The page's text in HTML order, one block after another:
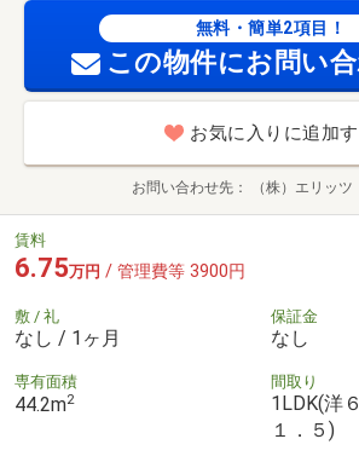
無料・簡単2項目！
この物件にお問い
お気に入りに追加
お問い合わせ先 （株）エリッ
賃料
6.75万円 / 管理費等 3900円
敷 / 礼
なし / 1ヶ月
保証金
なし
専有面積
44.2m2
間取り
1LDK(洋
１．５)